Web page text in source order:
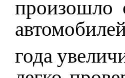
произошло
года